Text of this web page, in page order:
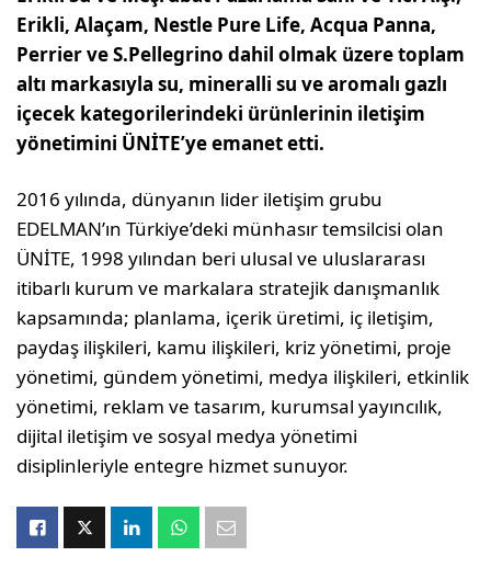
Erikli, Alaçam, Nestle Pure Life, Acqua Panna,
Perrier ve S.Pellegrino dahil olmak üzere toplam
altı markasıyla su, mineralli su ve aromalı gazlı
içecek kategorilerindeki ürünlerinin iletişim
yönetimini ÜNİTE’ye emanet etti.
2016 yılında, dünyanın lider iletişim grubu
EDELMAN’ın Türkiye’deki münhasır temsilcisi olan
ÜNİTE, 1998 yılından beri ulusal ve uluslararası
itibarlı kurum ve markalara stratejik danışmanlık
kapsamında; planlama, içerik üretimi, iç iletişim,
paydaş ilişkileri, kamu ilişkileri, kriz yönetimi, proje
yönetimi, gündem yönetimi, medya ilişkileri, etkinlik
yönetimi, reklam ve tasarım, kurumsal yayıncılık,
dijital iletişim ve sosyal medya yönetimi
disiplinleriyle entegre hizmet sunuyor.